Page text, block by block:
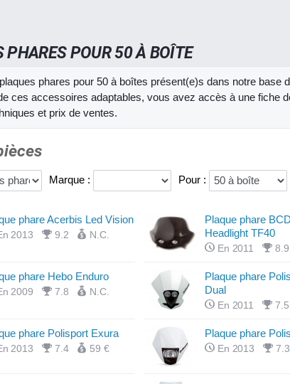
PHARES POUR 50 À BOÎTE
phares pour 50 à boîtes présent(e)s dans notre base
ces accessoires adaptables, vous avez accès à une fiche
et prix de ventes.
Marque : Pour :
phare Acerbis Led Vision
2013 9.2 N.C.
Plaque phare
Headlight TF40
En 2011 8.9
phare Hebo Enduro
2009 7.8 N.C.
Plaque phare
Dual
En 2011 7.5
phare Polisport Exura
2013 7.4 59 €
Plaque phare
En 2013 7.3